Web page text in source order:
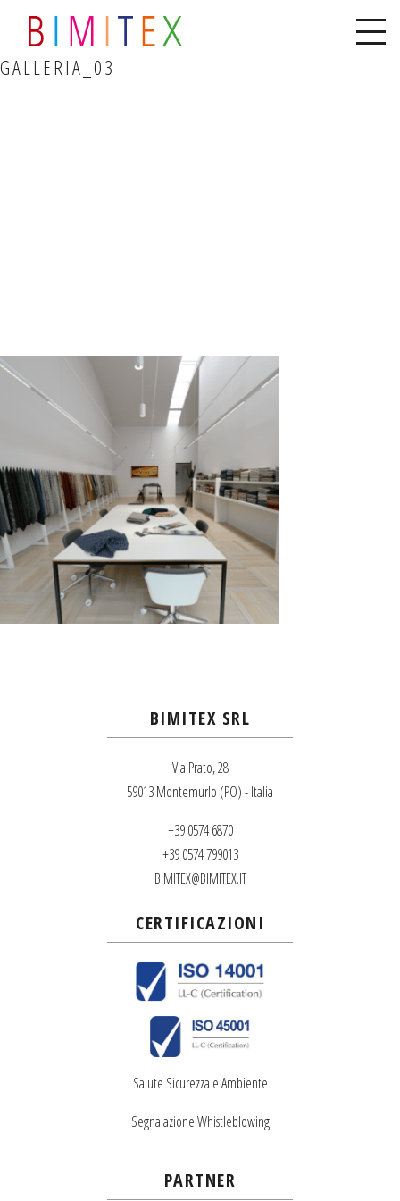
GALLERIA_03
BIMITEX SRL
Via Prato, 28
59013 Montemurlo (PO) - Italia
+39 0574 6870
+39 0574 799013
BIMITEX@BIMITEX.IT
CERTIFICAZIONI
Salute Sicurezza e Ambiente
Segnalazione Whistleblowing
PARTNER